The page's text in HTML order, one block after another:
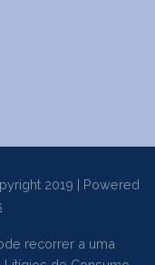
2019 | Powered
recorrer a uma